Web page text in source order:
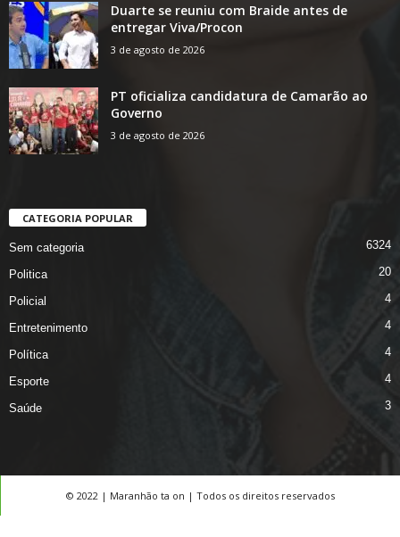
Duarte se reuniu com Braide antes de
entregar Viva/Procon
3 de agosto de 2026
PT oficializa candidatura de Camarão ao
Governo
3 de agosto de 2026
CATEGORIA POPULAR
Sem categoria 6324
Politica 20
Policial 4
Entretenimento 4
Política 4
Esporte 4
Saúde 3
© 2022 | Maranhão ta on | Todos os direitos reservados